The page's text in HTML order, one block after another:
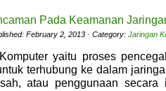
Pada Keamanan
February 2, 2013 · Category: Jaringan
yaitu proses
terhubung ke dalam
atau penggunaan secara